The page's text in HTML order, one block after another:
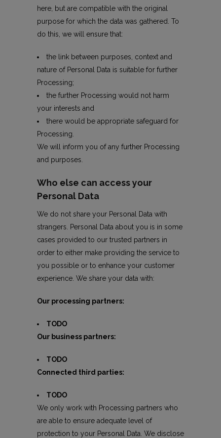
here, but are compatible with the original
purpose for which the data was gathered. To
do this, we will ensure that:
the link between purposes, context and
nature of Personal Data is suitable for further
Processing;
the further Processing would not harm
your interests and
there would be appropriate safeguard for
Processing.
We will inform you of any further Processing
and purposes.
Who else can access your
Personal Data
We do not share your Personal Data with
strangers. Personal Data about you is in some
cases provided to our trusted partners in
order to either make providing the service to
you possible or to enhance your customer
experience. We share your data with:
Our processing partners:
TODO
Our business partners:
TODO
Connected third parties:
TODO
We only work with Processing partners who
are able to ensure adequate level of
protection to your Personal Data. We disclose